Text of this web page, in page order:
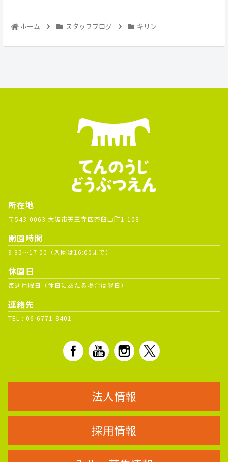
ホーム スタッフブログ キリン
所在地
〒543-0063 大阪市天王寺区茶臼山町1-108
開園時間
9:30～17:00（入園は16:00まで）
休園日
毎週月曜日（休日にあたる場合は翌日）
連絡先
TEL : 06-6771-8401
法人情報
採用情報